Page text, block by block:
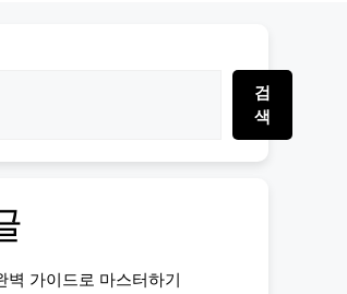
검
색
벽 가이드로 마스터하기